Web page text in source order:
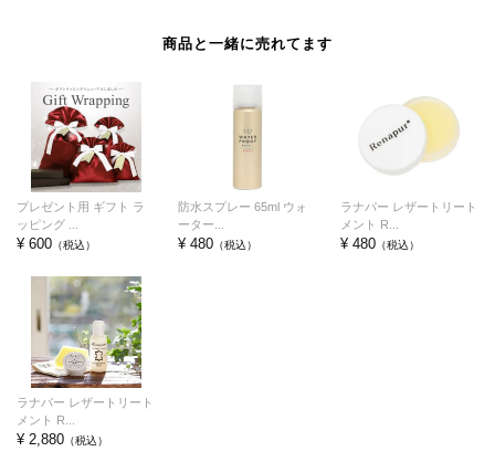
商品と一緒に売れてます
プレゼント用 ギフト ラ
ッピング ...
¥ 600 （税込）
防水スプレー 65ml ウォ
ーター...
¥ 480 （税込）
ラナパー レザートリート
メント R...
¥ 480（税込）
ラナパー レザートリート
メント R...
¥ 2,880 （税込）